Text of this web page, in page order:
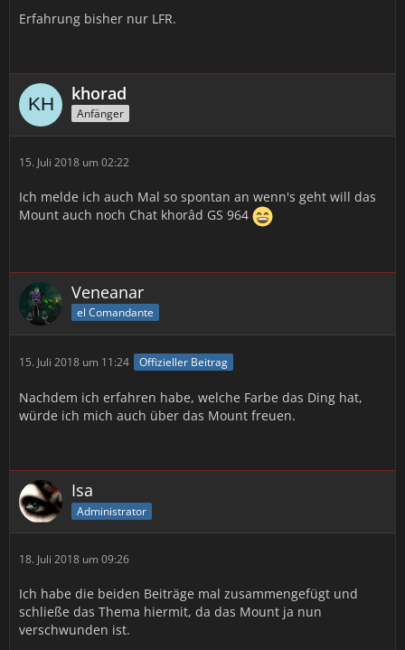
Erfahrung bisher nur LFR.
khorad
Anfänger
15. Juli 2018 um 02:22
Ich melde ich auch Mal so spontan an wenn's geht will das
Mount auch noch Chat khorâd GS 964
Veneanar
el Comandante
15. Juli 2018 um 11:24 Offizieller Beitrag
Nachdem ich erfahren habe, welche Farbe das Ding hat,
würde ich mich auch über das Mount freuen.
Isa
Administrator
18. Juli 2018 um 09:26
Ich habe die beiden Beiträge mal zusammengefügt und
schließe das Thema hiermit, da das Mount ja nun
verschwunden ist.